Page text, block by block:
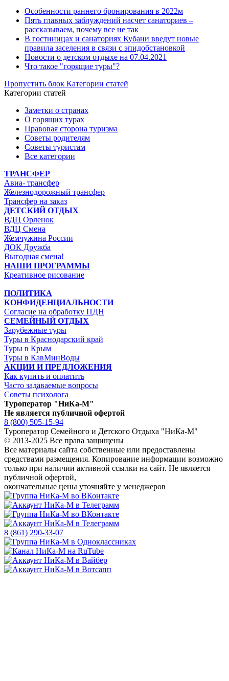
Особенности раннего бронирования в 2022м
Пять главных заблуждений насчет санаториев –
рассказываем, почему все не так
В гостиницах и санаториях Кубани введут новые
правила заселения в связи с эпидобстановкой
Новости о детском отдыхе на 07.04.2021
Что такое "горящие туры"?
Пропустить блок Категории статей
Категории статей
Заметки о странах
О горящих турах
Правовая сторона туризма
Советы родителям
Советы туристам
Все категории
ТРАНСФЕР
Авиа- трансфер
Железнодорожный трансфер
Трансфер на заказ
ДЕТСКИЙ ОТДЫХ
ВДЦ Орленок
ВДЦ Смена
Жемчужина России
ДОК Дружба
Выгодная смена!
НАШИ ПРОГРАММЫ
Креативное рисование
ПОЛИТИКА
КОНФИДЕНЦИАЛЬНОСТИ
Согласие на обработку ПДН
СЕМЕЙНЫЙ ОТДЫХ
Зарубежные туры
Туры в Краснодарский край
Туры в Крым
Туры в КавМинВоды
АКЦИИ И ПРЕДЛОЖЕНИЯ
Как купить и оплатить
Часто задаваемые вопросы
Советы психолога
Туроператор "НиКа-М"
Не является публичной офертой
8 (800) 505-15-94
Туроператор Семейного и Детского Отдыха "НиКа-М"
© 2013-2025 Все права защищены
Все материалы сайта собственные или предоставлены
средствами размещения. Копирование информации возможно
только при наличии активной ссылки на сайт. Не является
публичной офертой,
окончательные цены уточняйте у менеджеров
8 (861) 290-33-07